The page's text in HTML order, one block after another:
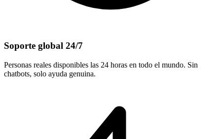
Soporte global 24/7
Personas reales disponibles las 24 horas en todo el mundo. Sin
chatbots, solo ayuda genuina.